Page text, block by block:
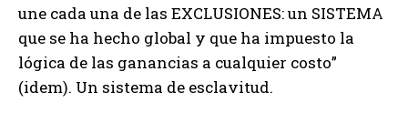
une cada una de las EXCLUSIONES: un SISTEMA
que se ha hecho global y que ha impuesto la
lógica de las ganancias a cualquier costo”
(idem). Un sistema de esclavitud.